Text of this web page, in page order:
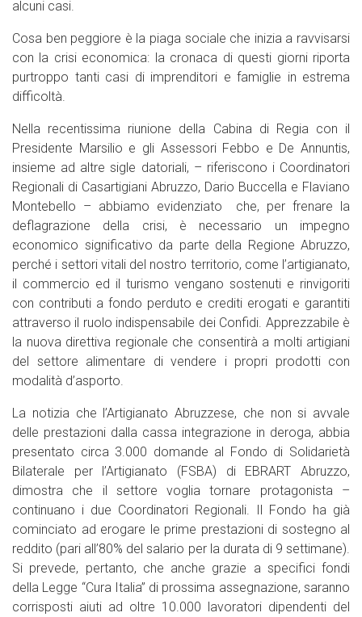
alcuni casi.
Cosa ben peggiore è la piaga sociale che inizia a ravvisarsi
con la crisi economica: la cronaca di questi giorni riporta
purtroppo tanti casi di imprenditori e famiglie in estrema
difficoltà.
Nella recentissima riunione della Cabina di Regia con il
Presidente Marsilio e gli Assessori Febbo e De Annuntis,
insieme ad altre sigle datoriali, – riferiscono i Coordinatori
Regionali di Casartigiani Abruzzo, Dario Buccella e Flaviano
Montebello – abbiamo evidenziato che, per frenare la
deflagrazione della crisi, è necessario un impegno
economico significativo da parte della Regione Abruzzo,
perché i settori vitali del nostro territorio, come l’artigianato,
il commercio ed il turismo vengano sostenuti e rinvigoriti
con contributi a fondo perduto e crediti erogati e garantiti
attraverso il ruolo indispensabile dei Confidi. Apprezzabile è
la nuova direttiva regionale che consentirà a molti artigiani
del settore alimentare di vendere i propri prodotti con
modalità d’asporto.
La notizia che l’Artigianato Abruzzese, che non si avvale
delle prestazioni dalla cassa integrazione in deroga, abbia
presentato circa 3.000 domande al Fondo di Solidarietà
Bilaterale per l’Artigianato (FSBA) di EBRART Abruzzo,
dimostra che il settore voglia tornare protagonista –
continuano i due Coordinatori Regionali. Il Fondo ha già
cominciato ad erogare le prime prestazioni di sostegno al
reddito (pari all’80% del salario per la durata di 9 settimane).
Si prevede, pertanto, che anche grazie a specifici fondi
della Legge “Cura Italia” di prossima assegnazione, saranno
corrisposti aiuti ad oltre 10.000 lavoratori dipendenti del